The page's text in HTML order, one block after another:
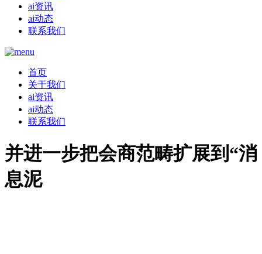
ai资讯
ai动态
联系我们
首页
关于我们
ai资讯
ai动态
联系我们
并进一步把会商范畴扩展到“消
息泥